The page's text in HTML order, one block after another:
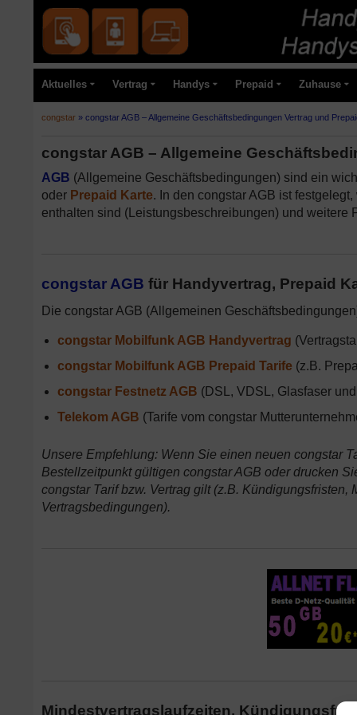
Aktuelles Vertrag Handys Prepaid Zuhause
congstar » congstar AGB – Allgemeine Geschäftsbedingungen Vertrag und
congstar AGB – Allgemeine
AGB (Allgemeine Geschäftsbedingungen) sind ein
oder Prepaid Karte. In den congstar AGB ist
enthalten sind (Leistungsbeschreibungen) und weitere
congstar AGB für Handyvertrag, Prepaid
Die congstar AGB (Allgemeinen
congstar Mobilfunk AGB Handyvertrag
congstar Mobilfunk AGB Prepaid Tarife (z.B.
congstar Festnetz AGB (DSL, VDSL, Glasfaser
Telekom AGB (Tarife vom congstar
Unsere Empfehlung: Wenn Sie einen neuen congstar
Bestellzeitpunkt gültigen congstar AGB oder drucken
congstar Tarif bzw. Vertrag gilt (z.B.
Vertragsbedingungen).
Mindestvertragslaufzeiten,